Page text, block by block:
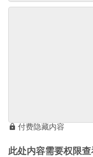
付费隐藏内容
此处内容需要权限查